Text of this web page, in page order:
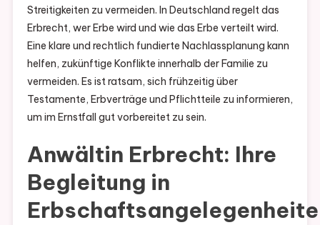
Streitigkeiten zu vermeiden. In Deutschland regelt das
Erbrecht, wer Erbe wird und wie das Erbe verteilt wird.
Eine klare und rechtlich fundierte Nachlassplanung kann
helfen, zukünftige Konflikte innerhalb der Familie zu
vermeiden. Es ist ratsam, sich frühzeitig über
Testamente, Erbverträge und Pflichtteile zu informieren,
um im Ernstfall gut vorbereitet zu sein.
Anwältin Erbrecht: Ihre
Begleitung in